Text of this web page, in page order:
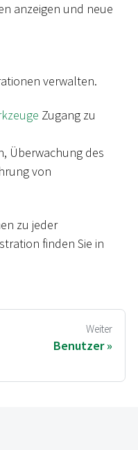
anzeigen und neue
verwalten.
Zugang zu
Überwachung des
von
zu jeder
finden Sie in
Weiter
Benutzer